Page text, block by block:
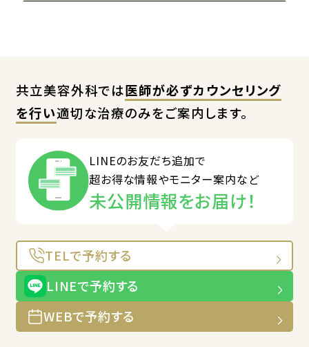
共立美容外科では医師が必ずカウンセリング
を行い適切な治療のみをご案内します。
LINEのお友だち追加で
超お得な情報やモニター案内など
未公開情報をお届け！
TELで予約する
LINEで予約する
WEBで予約する